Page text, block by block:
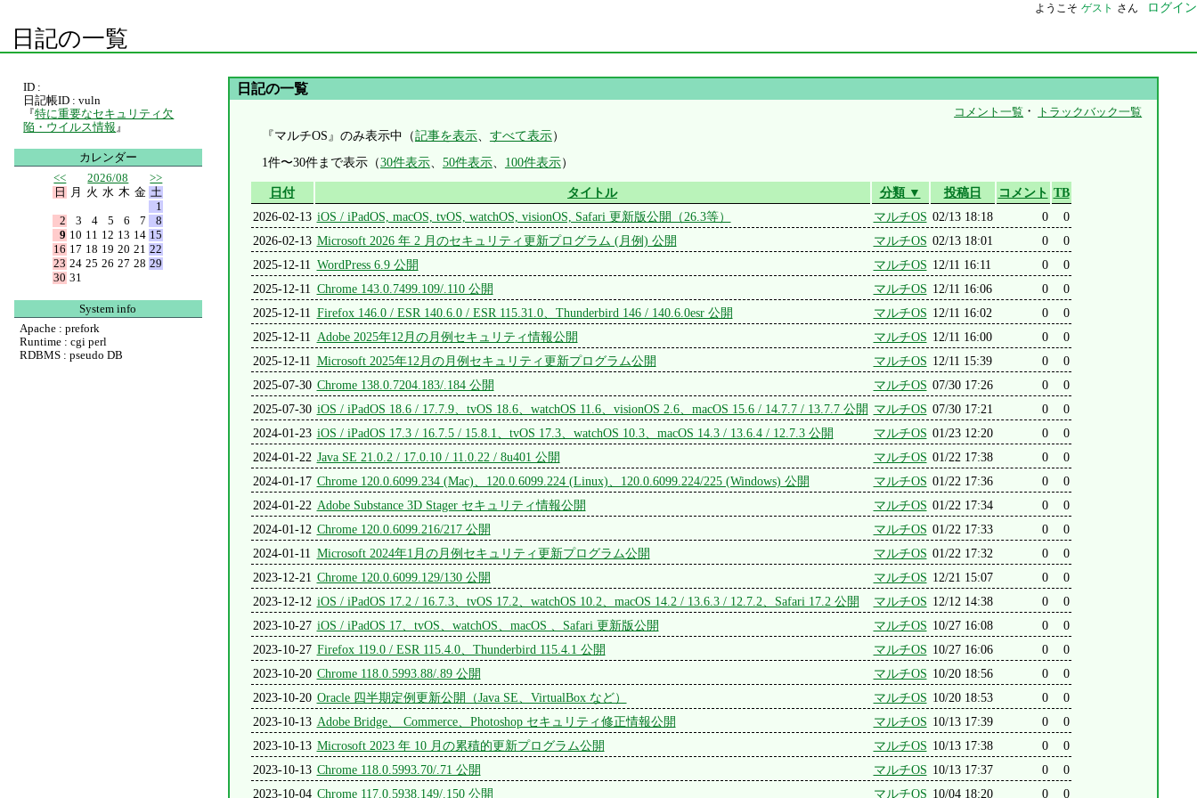
ようこそ ゲスト さん ログイン
日記の一覧
日記の一覧
コメント一覧 ・ トラックバック一覧
『マルチOS』のみ表示中（記事を表示、 すべて表示）
1件〜30件まで表示（30件表示、 50件表示、 100件表示）
日付 タイトル 分類 ▼ 投稿日 コメント TB
2026-02-13 iOS / iPadOS, macOS, tvOS, watchOS, visionOS, Safari 更新版公開（26.3等） マルチOS 02/13 18:18 0
0
2026-02-13 Microsoft 2026 年 2 月のセキュリティ更新プログラム (月例) 公開 マルチOS 02/13 18:01 0
0
2025-12-11 WordPress 6.9 公開 マルチOS 12/11 16:11 0
0
2025-12-11 Chrome 143.0.7499.109/.110 公開 マルチOS 12/11 16:06 0
0
2025-12-11 Firefox 146.0 / ESR 140.6.0 / ESR 115.31.0、Thunderbird 146 / 140.6.0esr 公開 マルチOS 12/11 16:02 0
0
2025-12-11 Adobe 2025年12月の月例セキュリティ情報公開 マルチOS 12/11 16:00 0
0
2025-12-11 Microsoft 2025年12月の月例セキュリティ更新プログラム公開 マルチOS 12/11 15:39 0
0
2025-07-30 Chrome 138.0.7204.183/.184 公開 マルチOS 07/30 17:26 0
0
2025-07-30 iOS / iPadOS 18.6 / 17.7.9、tvOS 18.6、watchOS 11.6、visionOS 2.6、macOS 15.6 / 14.7.7 / 13.7.7 公開 マルチOS 07/30 17:21 0
0
2024-01-23 iOS / iPadOS 17.3 / 16.7.5 / 15.8.1、tvOS 17.3、watchOS 10.3、macOS 14.3 / 13.6.4 / 12.7.3 公開 マルチOS 01/23 12:20 0
0
2024-01-22 Java SE 21.0.2 / 17.0.10 / 11.0.22 / 8u401 公開 マルチOS 01/22 17:38 0
0
2024-01-17 Chrome 120.0.6099.234 (Mac)、120.0.6099.224 (Linux)、120.0.6099.224/225 (Windows) 公開 マルチOS 01/22 17:36 0
0
2024-01-22 Adobe Substance 3D Stager セキュリティ情報公開 マルチOS 01/22 17:34 0
0
2024-01-12 Chrome 120.0.6099.216/217 公開 マルチOS 01/22 17:33 0
0
2024-01-11 Microsoft 2024年1月の月例セキュリティ更新プログラム公開 マルチOS 01/22 17:32 0
0
2023-12-21 Chrome 120.0.6099.129/130 公開 マルチOS 12/21 15:07 0
0
2023-12-12 iOS / iPadOS 17.2 / 16.7.3、tvOS 17.2、watchOS 10.2、macOS 14.2 / 13.6.3 / 12.7.2、Safari 17.2 公開 マルチOS 12/12 14:38 0
0
2023-10-27 iOS / iPadOS 17、tvOS、watchOS、macOS 、Safari 更新版公開 マルチOS 10/27 16:08 0
0
2023-10-27 Firefox 119.0 / ESR 115.4.0、Thunderbird 115.4.1 公開 マルチOS 10/27 16:06 0
0
2023-10-20 Chrome 118.0.5993.88/.89 公開 マルチOS 10/20 18:56 0
0
2023-10-20 Oracle 四半期定例更新公開（Java SE、VirtualBox など） マルチOS 10/20 18:53 0
0
2023-10-13 Adobe Bridge、 Commerce、Photoshop セキュリティ修正情報公開 マルチOS 10/13 17:39 0
0
2023-10-13 Microsoft 2023 年 10 月の累積的更新プログラム公開 マルチOS 10/13 17:38 0
0
2023-10-13 Chrome 118.0.5993.70/.71 公開 マルチOS 10/13 17:37 0
0
2023-10-04 Chrome 117.0.5938.149/.150 公開 マルチOS 10/04 18:20 0 0
ID :
日記帳ID : vuln
『特に重要なセキュリティ欠
陥・ウイルス情報 』
カレンダー
<<
2026/08
>>
日
月 火 水 木 金 土
1
2
3 4 5 6 7
8
9 10 11 12 13 14 15
16 17 18 19 20 21 22
23 24 25 26 27 28 29
30 31
System info
Apache : prefork
Runtime : cgi perl
RDBMS : pseudo DB